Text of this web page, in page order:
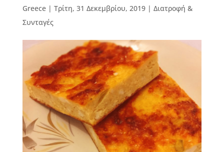
Greece| Τρίτη, 31 Δεκεμβρίου, 2019| Διατροφή &
Συνταγές